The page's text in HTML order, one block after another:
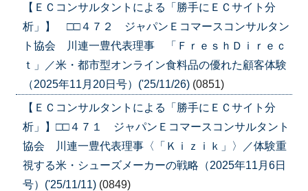
【ＥＣコンサルタントによる「勝手にＥＣサイト分
析」】 □□４７２ ジャパンＥコマースコンサルタン
ト協会 川連一豊代表理事 「ＦｒｅｓｈＤｉｒｅｃ
ｔ」／米・都市型オンライン食料品の優れた顧客体験
（2025年11月20日号）('25/11/26) (0851)
【ＥＣコンサルタントによる「勝手にＥＣサイト分
析」】□□４７１ ジャパンＥコマースコンサルタント
協会 川連一豊代表理事〈「Ｋｉｚｉｋ」〉／体験重
視する米・シューズメーカーの戦略（2025年11月6日
号）('25/11/11) (0849)